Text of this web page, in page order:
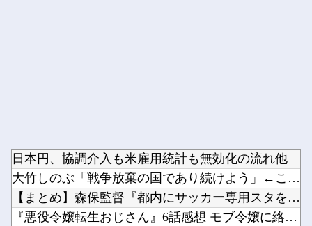
日本円、協調介入も米雇用統計も無効化の流れ他
大竹しのぶ「戦争放棄の国であり続けよう」←この投稿が話題に他
【まとめ】森保監督『都内にサッカー専用スタを』国立で観客新記...
『悪役令嬢転生おじさん』6話感想 モブ令嬢に絡まれるアンナ！...